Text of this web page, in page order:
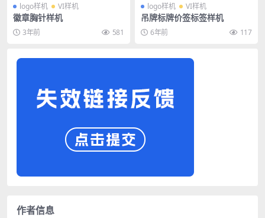
logo样机 VI样机
徽章胸针样机
3年前 581
logo样机 VI样机
吊牌标牌价签标签样机
6年前 117
作者信息